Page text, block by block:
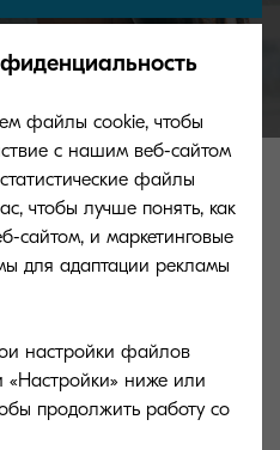
файлы cookie, чтобы
с нашим веб-сайтом
файлы
чтобы лучше понять, как
сайтом, и маркетинговые
для адаптации рекламы
настройки файлов
ниже или
продолжить работу со